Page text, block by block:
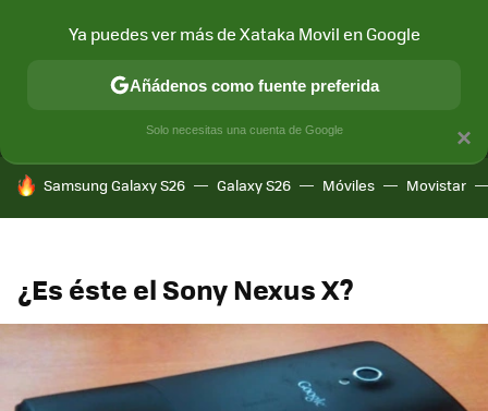
MÓVIL Y SOCIEDAD APLICACIONES
HOY SE HABLA DE
Samsung Galaxy S26 Galaxy S26 Móviles Movistar
¿Es éste el Sony Nexus X?
×
Ya puedes ver más de Xataka Movil en Google
Añádenos como fuente preferida
Solo necesitas una cuenta de Google